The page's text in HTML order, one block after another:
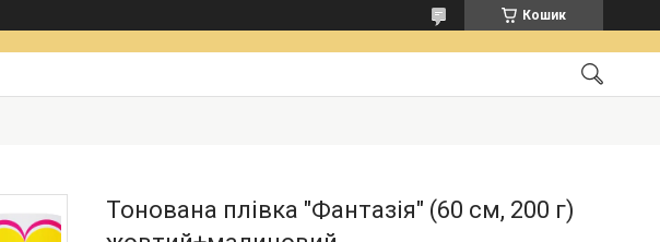
Кошик
Тонована плівка "Фантазія" (60 см, 200 г)